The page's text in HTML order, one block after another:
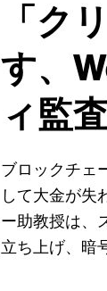
「ク
す、
ィ監
ブロックチェ
して大金が失
ー助教授は、
立ち上げ、暗